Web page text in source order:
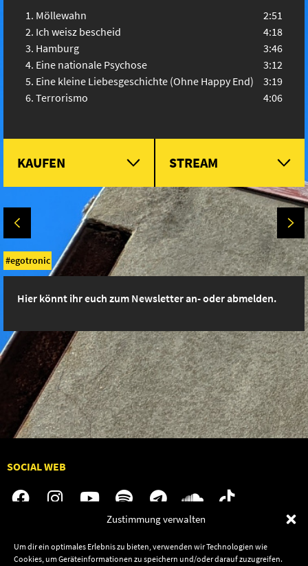
Zustimmung verwalten
Um dir ein optimales Erlebnis zu bieten, verwenden wir Technologien wie
Cookies, um Geräteinformationen zu speichern und/oder darauf zuzugreifen.
Möllewahn
2:51
Ich weisz bescheid
4:18
Hamburg
3:46
Eine nationale Psychose
3:12
Eine kleine Liebesgeschichte (Ohne Happy End)
3:19
Terrorismo
4:06
KAUFEN STREAM
egotronic
Hier könnt ihr euch zum Newsletter an- oder abmelden.
SOCIAL WEB
Audiolith
Jobs